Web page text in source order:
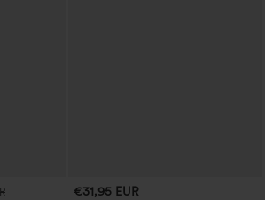
€31,95 EUR